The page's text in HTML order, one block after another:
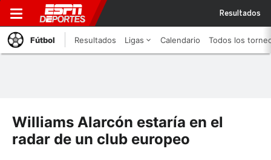
Resultados
Fútbol Resultados Ligas Calendario Todos los
Williams Alarcón estaría en el
radar de un club europeo